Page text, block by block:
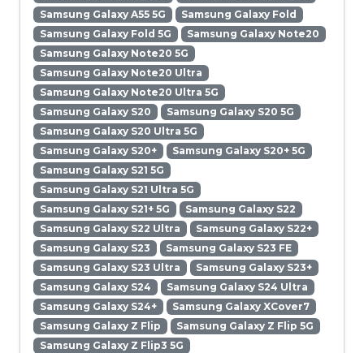
Samsung Galaxy A55 5G
Samsung Galaxy Fold
Samsung Galaxy Fold 5G
Samsung Galaxy Note20
Samsung Galaxy Note20 5G
Samsung Galaxy Note20 Ultra
Samsung Galaxy Note20 Ultra 5G
Samsung Galaxy S20
Samsung Galaxy S20 5G
Samsung Galaxy S20 Ultra 5G
Samsung Galaxy S20+
Samsung Galaxy S20+ 5G
Samsung Galaxy S21 5G
Samsung Galaxy S21 Ultra 5G
Samsung Galaxy S21+ 5G
Samsung Galaxy S22
Samsung Galaxy S22 Ultra
Samsung Galaxy S22+
Samsung Galaxy S23
Samsung Galaxy S23 FE
Samsung Galaxy S23 Ultra
Samsung Galaxy S23+
Samsung Galaxy S24
Samsung Galaxy S24 Ultra
Samsung Galaxy S24+
Samsung Galaxy XCover7
Samsung Galaxy Z Flip
Samsung Galaxy Z Flip 5G
Samsung Galaxy Z Flip3 5G